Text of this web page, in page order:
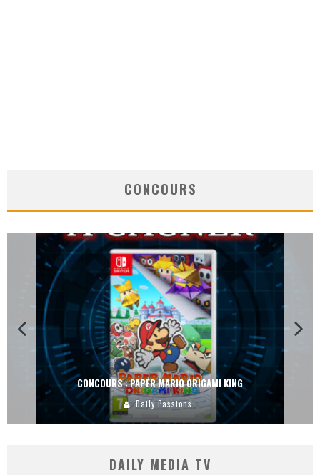
CONCOURS
CONCOURS : PAPER MARIO ORIGAMI KING
Daily Passions
DAILY MEDIA TV